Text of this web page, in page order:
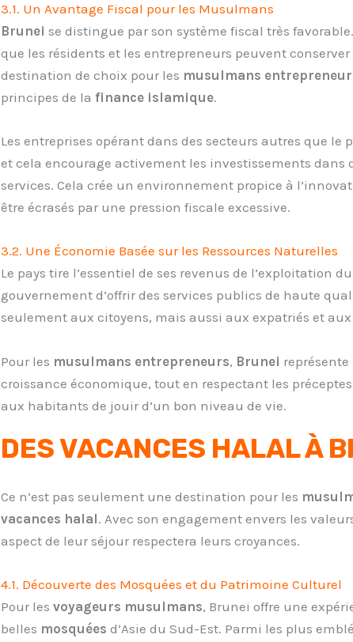
3.1. Un Avantage Fiscal pour les Musulmans
Brunei se distingue par son système fiscal très favorable.
que les résidents et les entrepreneurs peuvent
destination de choix pour les musulmans
principes de lafinance islamique.
Les entreprises opérant dans des secteurs autres que
et cela encourage activement les investissements dans
services. Cela crée un environnement propice à
être écrasés par une pression fiscale excessive.
3.2. Une Économie Basée sur les Ressources Naturelles
Le pays tire l’essentiel de ses revenus de l’exploitation
gouvernement d’offrir des services publics de haute
seulement aux citoyens, mais aussi aux expatriés et
Pour les musulmans entrepreneurs, Brunei
croissance économique, tout en respectant les préceptes
aux habitants de jouir d’un bon niveau de vie.
DES VACANCES HALAL À
Ce n’est pas seulement une destination pour les
vacances halal. Avec son engagement envers les
aspect de leur séjour respectera leurs croyances.
4.1. Découverte des Mosquées et du Patrimoine Culturel
Pour lesvoyageurs musulmans, Brunei offre une
belles mosquéesd’Asie du Sud-Est. Parmi les plus